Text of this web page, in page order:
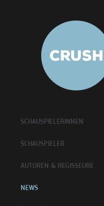
SCHAUSPIELERINNEN
SCHAUSPIELER
AUTOREN & REGISSEURE
NEWS